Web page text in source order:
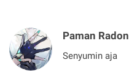
Paman Radon
Senyumin aja